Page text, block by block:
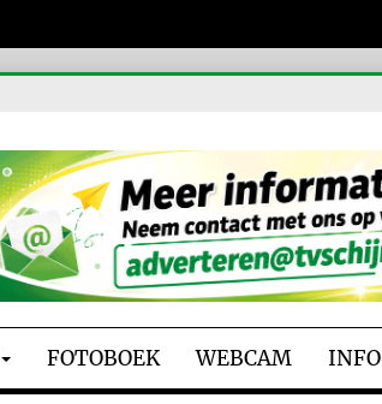
FOTOBOEK WEBCAM INFO